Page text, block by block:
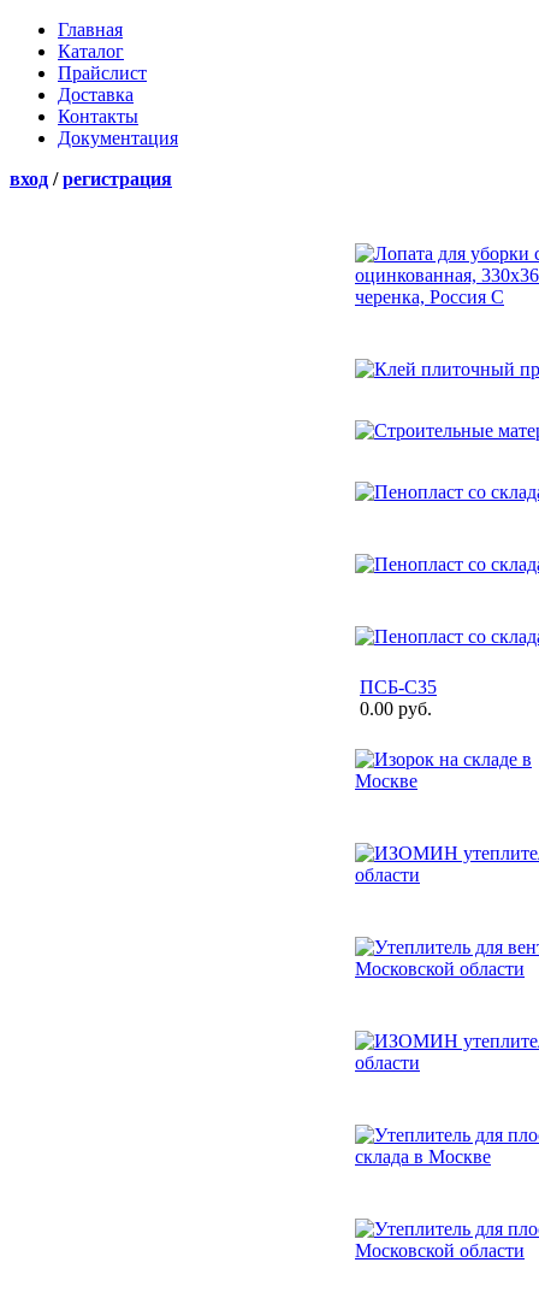
Главная
Каталог
Прайслист
Доставка
Контакты
Документация
вход /регистрация
ПСБ-С35
0.00 руб.